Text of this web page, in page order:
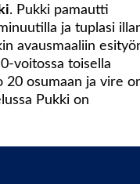
. Pukki pamautti
ja tuplasi
avausmaaliin
voitossa toisella
20 osumaan ja vire
Pukki on